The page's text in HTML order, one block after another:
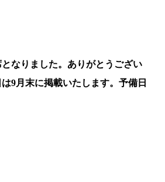
なりました。ありがとうござい
9月末に掲載いたします。予備日